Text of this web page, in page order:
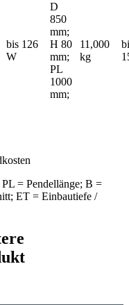
bis 126
W
D
850
mm;
H 80
mm;
PL
1000
mm;
11,000
kg
= Pendellänge; B =
ET = Einbautiefe /